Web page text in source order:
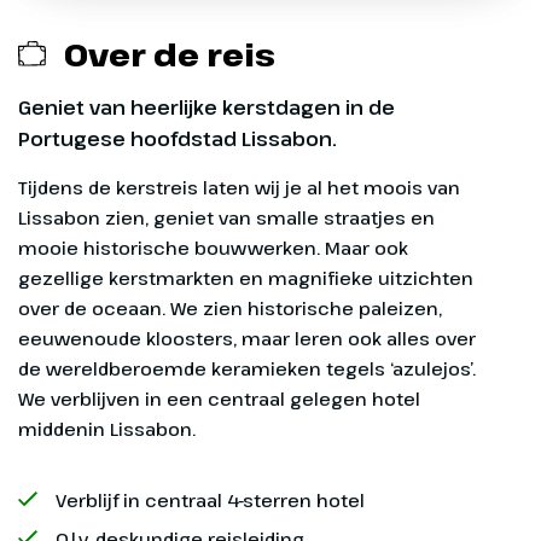
Over de reis
Geniet van heerlijke kerstdagen in de
Portugese hoofdstad Lissabon.
Tijdens de kerstreis laten wij je al het moois van
Lissabon zien, geniet van smalle straatjes en
mooie historische bouwwerken. Maar ook
gezellige kerstmarkten en magnifieke uitzichten
over de oceaan. We zien historische paleizen,
eeuwenoude kloosters, maar leren ook alles over
de wereldberoemde keramieken tegels ‘azulejos’.
We verblijven in een centraal gelegen hotel
middenin Lissabon.
Verblijf in centraal 4-sterren hotel
Dag 1
Lissabon
Je vliegt van Amsterdam
worden we naar ons hotel in het
p.p.
Toeristenbelasting € 2,
p.p.p.n. ter plaatse te betalen
Bagage tijdens de vluchten: 1 stuk van max. 20 kg
p.p., € 25,
enkele reis p.p.